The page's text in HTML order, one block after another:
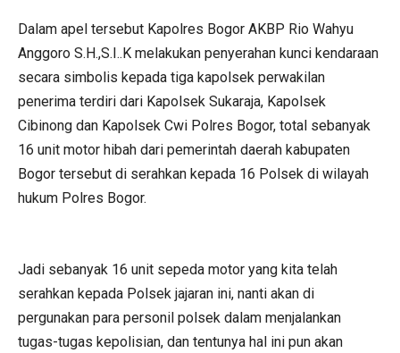
Dalam apel tersebut Kapolres Bogor AKBP Rio Wahyu
Anggoro S.H.,S.I..K melakukan penyerahan kunci kendaraan
secara simbolis kepada tiga kapolsek perwakilan
penerima terdiri dari Kapolsek Sukaraja, Kapolsek
Cibinong dan Kapolsek Cwi Polres Bogor, total sebanyak
16 unit motor hibah dari pemerintah daerah kabupaten
Bogor tersebut di serahkan kepada 16 Polsek di wilayah
hukum Polres Bogor.
Jadi sebanyak 16 unit sepeda motor yang kita telah
serahkan kepada Polsek jajaran ini, nanti akan di
pergunakan para personil polsek dalam menjalankan
tugas-tugas kepolisian, dan tentunya hal ini pun akan